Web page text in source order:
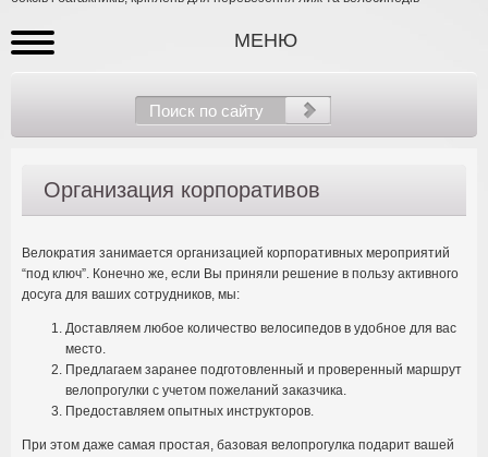
МЕНЮ
Организация корпоративов
Велократия занимается организацией корпоративных мероприятий
“под ключ”. Конечно же, если Вы приняли решение в пользу активного
досуга для ваших сотрудников, мы:
Доставляем любое количество велосипедов в удобное для вас
место.
Предлагаем заранее подготовленный и проверенный маршрут
велопрогулки с учетом пожеланий заказчика.
Предоставляем опытных инструкторов.
При этом даже самая простая, базовая велопрогулка подарит вашей